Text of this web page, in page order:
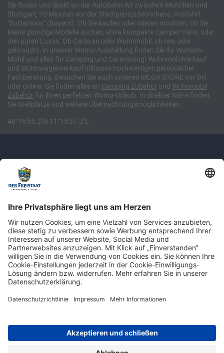
Sie finden uns direkt an der Autobahn A8 zwischen München und
Stuttgart, 10 Minuten vor der Stadtgrenze Münchens, Ausfahrt
"Sulzemoos" (Bayern). Ob Sie kaufen oder mieten möchten, ob Sie
kleine günstige Modelle suchen, etwa kompakte Camper Vans, oder
den puren Luxus. Ob Caravan oder Wohnmobil, ob neu oder
gebraucht, in unserer Womo-Ausstellung finden Sie Ihr Wunsch-
Mobil und alles für Camping und Caravaning! Wohnmobilverkauf
und Wohnwagenverkauf inklusive hochwertiger, persönlicher
Fachberatung. Besuchen Sie auch unseren MEGA STORE vor Ort
oder online. Sie finden alles an Camping Zubehör und Wohnmobil
Zubehör für ihren perfekten Womo-Urlaub. In direkter Nähe finden
Sie Stellplätze und weitere Übernachtungsmöglichkeiten.
48°16'55.3"N 11°15'37.3"E
Newsletter: Jetzt auf
shop.derfreistaat.de anmelden und
einen 5€ Gutschein für unseren Online-
Shop erhalten!*
Impressum Datenschutz Barrierefreiheit